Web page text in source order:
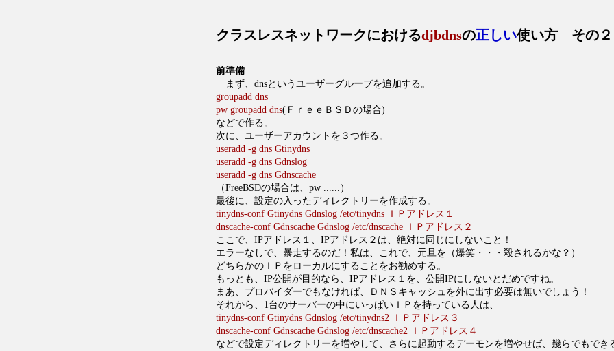
クラスレスネットワークにおけるdjbdnsの正しい使い方 その２
前準備
まず、dnsというユーザーグループを追加する。
groupadd dns
pw groupadd dns(ＦｒｅｅＢＳＤの場合)
などで作る。
次に、ユーザーアカウントを３つ作る。
useradd -g dns Gtinydns
useradd -g dns Gdnslog
useradd -g dns Gdnscache
（FreeBSDの場合は、pw ......）
最後に、設定の入ったディレクトリーを作成する。
tinydns-conf Gtinydns Gdnslog /etc/tinydns ＩＰアドレス１
dnscache-conf Gdnscache Gdnslog /etc/dnscache ＩＰアドレス２
ここで、IPアドレス１、IPアドレス２は、絶対に同じにしないこと！
エラーなしで、暴走するのだ！私は、これで、元旦を（爆笑・・・殺されるかな？）
どちらかのＩＰをローカルにすることをお勧めする。
もっとも、IP公開が目的なら、IPアドレス１を、公開IPにしないとだめですね。
まあ、プロバイダーでもなければ、ＤＮＳキャッシュを外に出す必要は無いでしょう！
それから、1台のサーバーの中にいっぱいＩＰを持っている人は、
tinydns-conf Gtinydns Gdnslog /etc/tinydns2 ＩＰアドレス３
dnscache-conf Gdnscache Gdnslog /etc/dnscache2 ＩＰアドレス４
などで設定ディレクトリーを増やして、さらに起動するデーモンを増やせば、幾らでもでき